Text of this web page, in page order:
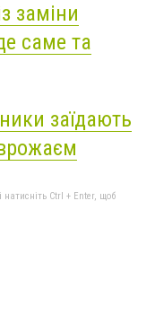
заміни
саме та
заїдають
натисніть Ctrl + Enter, щоб